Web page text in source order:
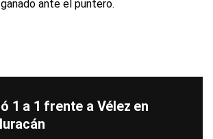
1 a 1 frente a Vélez en